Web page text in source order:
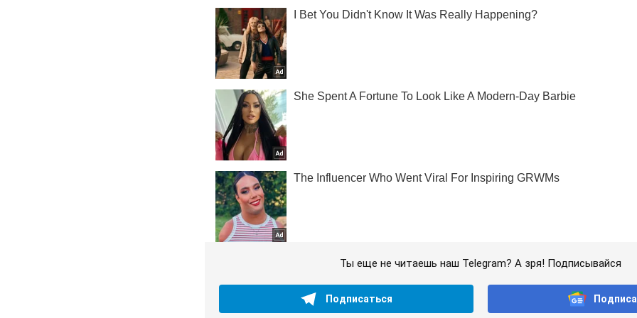
Ты еще не читаешь наш Telegram? А зря! Подписывайся
Подписаться